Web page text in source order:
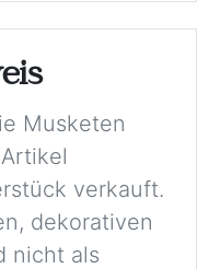
Musketen
verkauft.
dekorativen
nicht als